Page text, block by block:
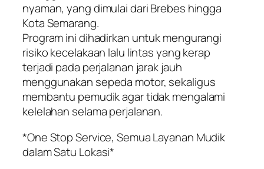
nyaman, yang dimulai dari Brebes hingga
Kota Semarang.
Program ini dihadirkan untuk mengurangi
risiko kecelakaan lalu lintas yang kerap
terjadi pada perjalanan jarak jauh
menggunakan sepeda motor, sekaligus
membantu pemudik agar tidak mengalami
kelelahan selama perjalanan.
*One Stop Service, Semua Layanan Mudik
dalam Satu Lokasi*